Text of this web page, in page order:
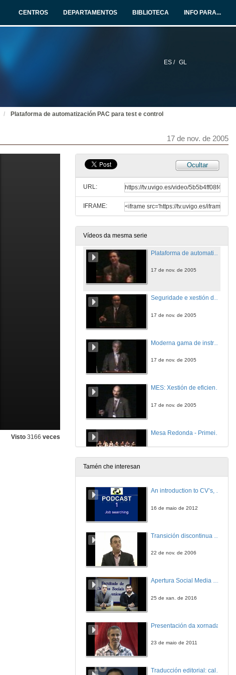
CENTROS DEPARTAMENTOS BIBLIOTECA INFO PARA...
ES / GL
Plataforma de automatización PAC para test e control
17 de nov. de 2005
Visto 3166 veces
Ocultar
URL:
IFRAME:
Vídeos da mesma serie
Solucións de comunicación industrial para as novas tendencias en automatización: Profinet e Industrial WLAN
16 de nov. de 2005
Control de accionamento integrado
Solucións de control de posición e movemento para máquinas de producción. Sinamics-Simotion
16 de nov. de 2005
17 de nov. de 2005
Seguridade e xestión do cambio nas plantas - Garantía de control e calidade
17 de nov. de 2005
17 de nov. de 2005
MES: Xestión de eficiencia e optimización do proceso productivo
17 de nov. de 2005
Mesa Redonda - Segunda Parte
Tamén che interesan
An introduction to CV’s, letters, and job searching
16 de maio de 2012
22 de nov. de 2006
Apertura Social Media Day 2016
25 de xan. de 2016
Presentación da xornada
23 de maio de 2011
Traducción editorial: calidade e xestión de proxectos